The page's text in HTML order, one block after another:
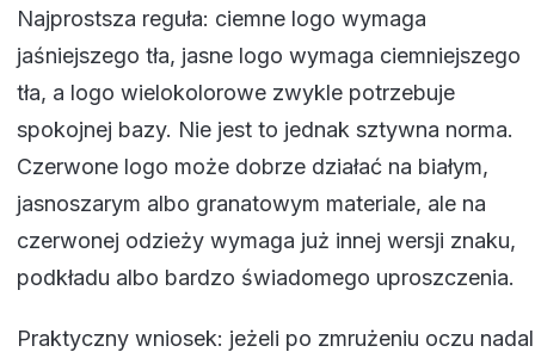
Najprostsza reguła: ciemne logo wymaga
jaśniejszego tła, jasne logo wymaga ciemniejszego
tła, a logo wielokolorowe zwykle potrzebuje
spokojnej bazy. Nie jest to jednak sztywna norma.
Czerwone logo może dobrze działać na białym,
jasnoszarym albo granatowym materiale, ale na
czerwonej odzieży wymaga już innej wersji znaku,
podkładu albo bardzo świadomego uproszczenia.
Praktyczny wniosek: jeżeli po zmrużeniu oczu nadal